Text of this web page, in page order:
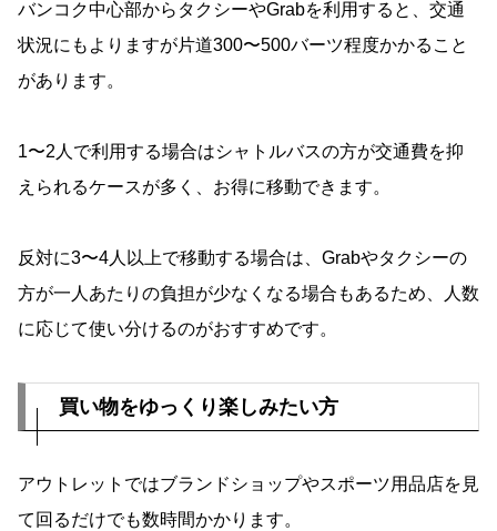
バンコク中心部からタクシーやGrabを利用すると、交通
状況にもよりますが片道300〜500バーツ程度かかること
があります。
1〜2人で利用する場合はシャトルバスの方が交通費を抑
えられるケースが多く、お得に移動できます。
反対に3〜4人以上で移動する場合は、Grabやタクシーの
方が一人あたりの負担が少なくなる場合もあるため、人数
に応じて使い分けるのがおすすめです。
買い物をゆっくり楽しみたい方
アウトレットではブランドショップやスポーツ用品店を見
て回るだけでも数時間かかります。